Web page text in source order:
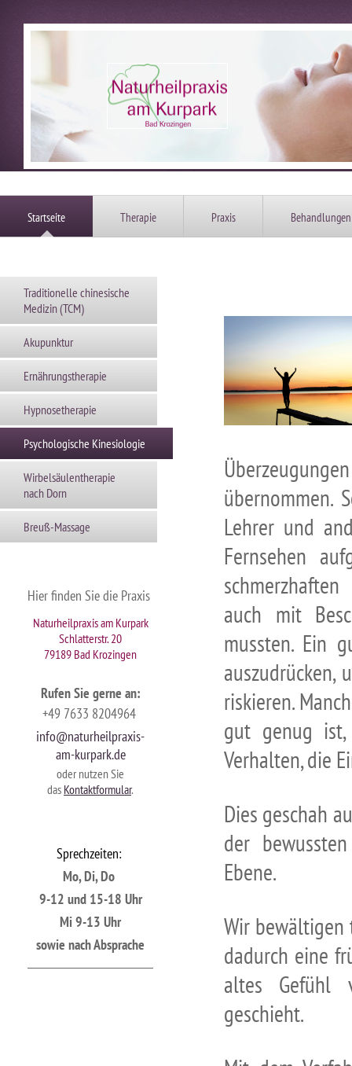
Startseite Therapie Praxis Behandlungen
Traditionelle chinesische
Medizin (TCM)
Akupunktur
Ernährungstherapie
Hypnosetherapie
Psychologische Kinesiologie
Wirbelsäulentherapie
nach Dorn
Breuß-Massage
Hier finden Sie die Praxis
Naturheilpraxis am Kurpark
Schlatterstr. 20
79189 Bad Krozingen
Rufen Sie gerne an:
+49 7633 8204964
info@naturheilpraxis-
am-kurpark.de
oder nutzen Sie
das Kontaktformular.
Sprechzeiten:
Mo, Di, Do
9-12 und 15-18 Uhr
Mi 9-13 Uhr
sowie nach Absprache
übernommen.
Lehrer und
Fernsehen
auch mit
mussten. Ein
auszudrücken,
riskieren.
gut genug
Verhalten, die
Dies geschah
der
Ebene.
Wir bewältigen
dadurch eine
altes Gefühl
geschieht.